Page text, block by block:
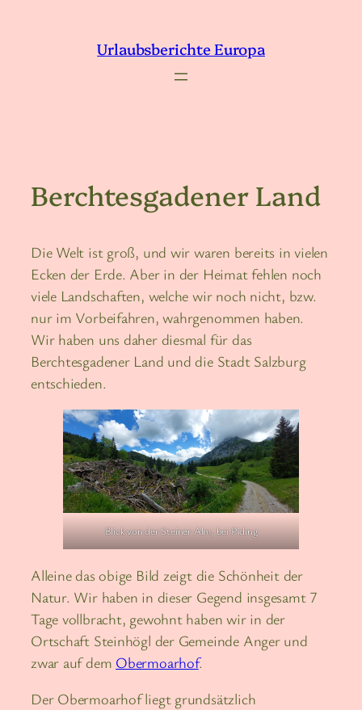
Urlaubsberichte Europa
Berchtesgadener Land
Die Welt ist groß, und wir waren bereits in vielen
Ecken der Erde. Aber in der Heimat fehlen noch
viele Landschaften, welche wir noch nicht, bzw.
nur im Vorbeifahren, wahrgenommen haben.
Wir haben uns daher diesmal für das
Berchtesgadener Land und die Stadt Salzburg
entschieden.
Blick von der Steiner Alm, bei Piding
Alleine das obige Bild zeigt die Schönheit der
Natur. Wir haben in dieser Gegend insgesamt 7
Tage vollbracht, gewohnt haben wir in der
Ortschaft Steinhögl der Gemeinde Anger und
zwar auf dem Obermoarhof.
Der Obermoarhof liegt grundsätzlich